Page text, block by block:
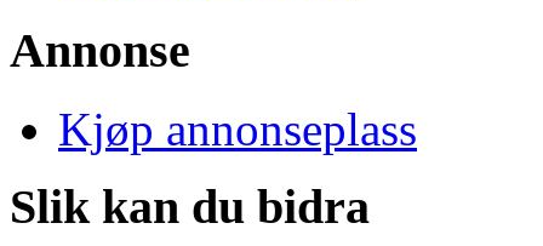
Annonse
Kjøp annonseplass
Slik kan du bidra